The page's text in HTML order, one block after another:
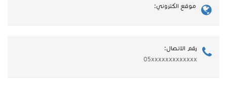
موقع الكتروني:
رقم الاتصال:
05xxxxxxxxxxxxx